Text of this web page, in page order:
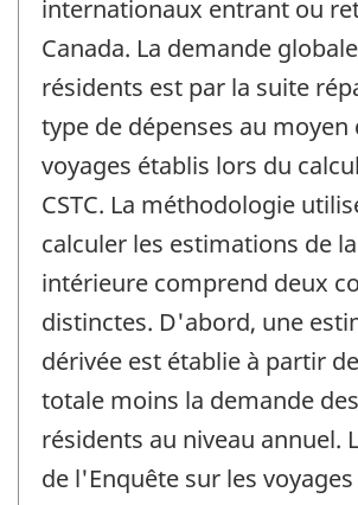
internationaux entrant ou
Canada. La demande
résidents est par la suite
type de dépenses au
voyages établis lors du
CSTC. La méthodologie
calculer les estimations de
intérieure comprend deux
distinctes. D'abord, une
dérivée est établie à partir
totale moins la demande
résidents au niveau annuel.
de l'Enquête sur les voyages